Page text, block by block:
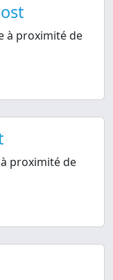
à proximité de
proximité de